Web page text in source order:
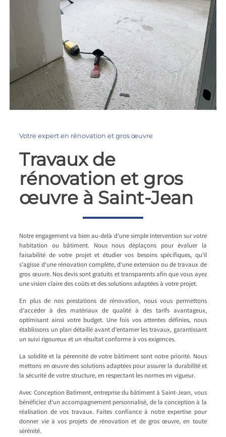
Votre expert en rénovation et gros œuvre
Travaux de
rénovation et gros
œuvre à Saint-Jean
Notre engagement va bien au-delà d’une simple intervention sur votre
habitation ou bâtiment. Nous nous déplaçons pour évaluer la
faisabilité de votre projet et étudier vos besoins spécifiques, qu’il
s’agisse d’une rénovation complète, d’une extension ou de travaux de
gros œuvre. Nos devis sont gratuits et transparents afin que vous ayez
une vision claire des coûts et des solutions adaptées à votre projet.
En plus de nos prestations de rénovation, nous vous permettons
d’accéder à des matériaux de qualité à des tarifs avantageux,
optimisant ainsi votre budget. Une fois vos attentes définies, nous
établissons un plan détaillé avant d’entamer les travaux, garantissant
un suivi rigoureux et un résultat conforme à vos exigences.
La solidité et la pérennité de votre bâtiment sont notre priorité. Nous
mettons en œuvre des solutions adaptées pour assurer la durabilité et
la sécurité de votre structure, en respectant les normes en vigueur.
Avec Conception Batiment, entreprise du bâtiment à Saint-Jean, vous
bénéficiez d’un accompagnement personnalisé, de la conception à la
réalisation de vos travaux. Faites confiance à notre expertise pour
donner vie à vos projets de rénovation et de gros œuvre, en toute
sérénité.